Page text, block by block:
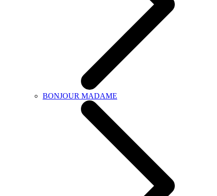
BONJOUR MADAME